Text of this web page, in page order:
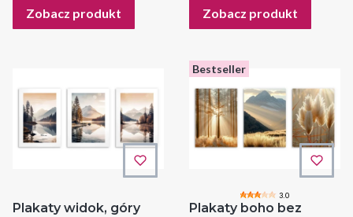
Zobacz produkt Zobacz produkt
Plakaty widok, góry
Bestseller
3.0
Plakaty boho bez